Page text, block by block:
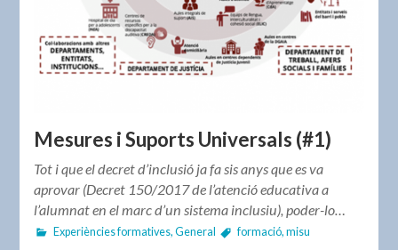
Mesures i Suports Universals (#1)
Tot i que el decret d’inclusió ja fa sis anys que es va
aprovar (Decret 150/2017 de l’atenció educativa a
l’alumnat en el marc d’un sistema inclusiu), poder-lo…
Experiències formatives, General formació, misu